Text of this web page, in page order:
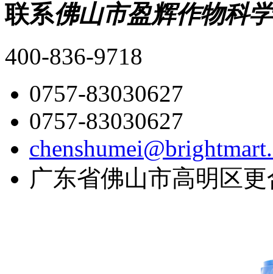
联系佛山市盈辉作物科
400-836-9718
0757-83030627
0757-83030627
广东省佛山市高明区